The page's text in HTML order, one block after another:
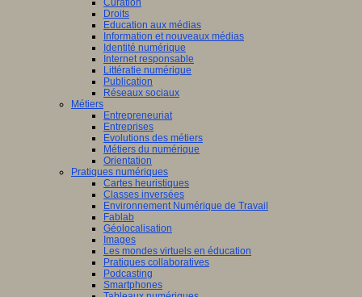
Curation
Droits
Education aux médias
Information et nouveaux médias
Identité numérique
Internet responsable
Littératie numérique
Publication
Réseaux sociaux
Métiers
Entrepreneuriat
Entreprises
Evolutions des métiers
Métiers du numérique
Orientation
Pratiques numériques
Cartes heuristiques
Classes inversées
Environnement Numérique de Travail
Fablab
Géolocalisation
Images
Les mondes virtuels en éducation
Pratiques collaboratives
Podcasting
Smartphones